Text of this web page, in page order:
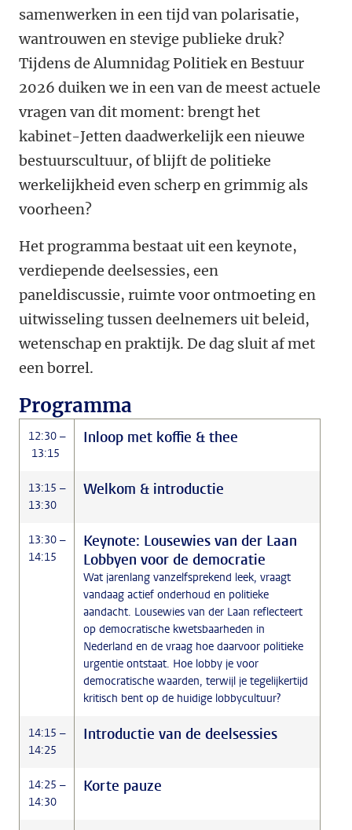
samenwerken in een tijd van polarisatie,
wantrouwen en stevige publieke druk?
Tijdens de Alumnidag Politiek en Bestuur
2026 duiken we in een van de meest actuele
vragen van dit moment: brengt het
kabinet-Jetten daadwerkelijk een nieuwe
bestuurscultuur, of blijft de politieke
werkelijkheid even scherp en grimmig als
voorheen?
Het programma bestaat uit een keynote,
verdiepende deelsessies, een
paneldiscussie, ruimte voor ontmoeting en
uitwisseling tussen deelnemers uit beleid,
wetenschap en praktijk. De dag sluit af met
een borrel.
Programma
12:30 –
13:15
Inloop met koffie & thee
13:15 –
13:30
Welkom & introductie
13:30 –
14:15
Keynote: Lousewies van der Laan
Lobbyen voor de democratie
Wat jarenlang vanzelfsprekend leek, vraagt
vandaag actief onderhoud en politieke
aandacht. Lousewies van der Laan reflecteert
op democratische kwetsbaarheden in
Nederland en de vraag hoe daarvoor politieke
urgentie ontstaat. Hoe lobby je voor
democratische waarden, terwijl je tegelijkertijd
kritisch bent op de huidige lobbycultuur?
14:15 –
14:25
Introductie van de deelsessies
14:25 –
14:30
Korte pauze